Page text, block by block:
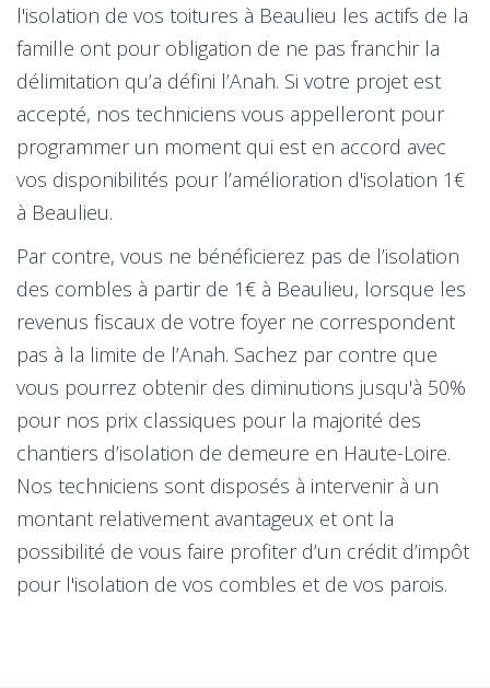
l'isolation de vos toitures à Beaulieu les actifs de la
famille ont pour obligation de ne pas franchir la
délimitation qu’a défini l’Anah. Si votre projet est
accepté, nos techniciens vous appelleront pour
programmer un moment qui est en accord avec
vos disponibilités pour l’amélioration d'isolation 1€
à Beaulieu.
Par contre, vous ne bénéficierez pas de l’isolation
des combles à partir de 1€ à Beaulieu, lorsque les
revenus fiscaux de votre foyer ne correspondent
pas à la limite de l’Anah. Sachez par contre que
vous pourrez obtenir des diminutions jusqu'à 50%
pour nos prix classiques pour la majorité des
chantiers d’isolation de demeure en Haute-Loire.
Nos techniciens sont disposés à intervenir à un
montant relativement avantageux et ont la
possibilité de vous faire profiter d’un crédit d’impôt
pour l'isolation de vos combles et de vos parois.